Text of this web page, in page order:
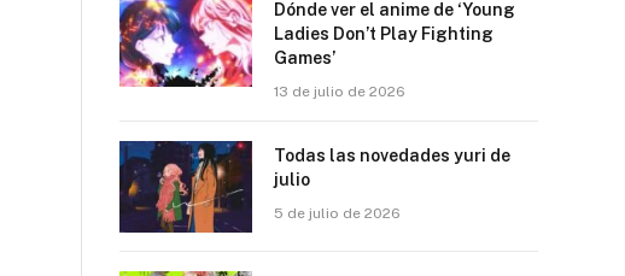
Dónde ver el anime de ‘Young
Ladies Don’t Play Fighting
Games’
13 de julio de 2026
Todas las novedades yuri de
julio
5 de julio de 2026